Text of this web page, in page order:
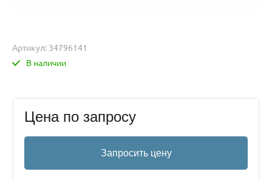
Артикул: 34796141
В наличии
Цена по запросу
Запросить цену